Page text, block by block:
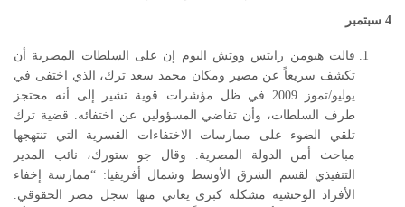
4 سبتمبر
قالت هيومن رايتس ووتش اليوم إن على السلطات المصرية أن
تكشف سريعاً عن مصير ومكان محمد سعد ترك، الذي اختفى في
يوليو/تموز 2009 في ظل مؤشرات قوية تشير إلى أنه محتجز
طرف السلطات، وأن تقاضي المسؤولين عن اختفائه. قضية ترك
تلقي الضوء على ممارسات الاختفاءات القسرية التي تنتهجها
مباحث أمن الدولة المصرية. وقال جو ستورك، نائب المدير
التنفيذي لقسم الشرق الأوسط وشمال أفريقيا: “ممارسة إخفاء
الأفراد الوحشية مشكلة كبرى يعاني منها سجل مصر الحقوقي.